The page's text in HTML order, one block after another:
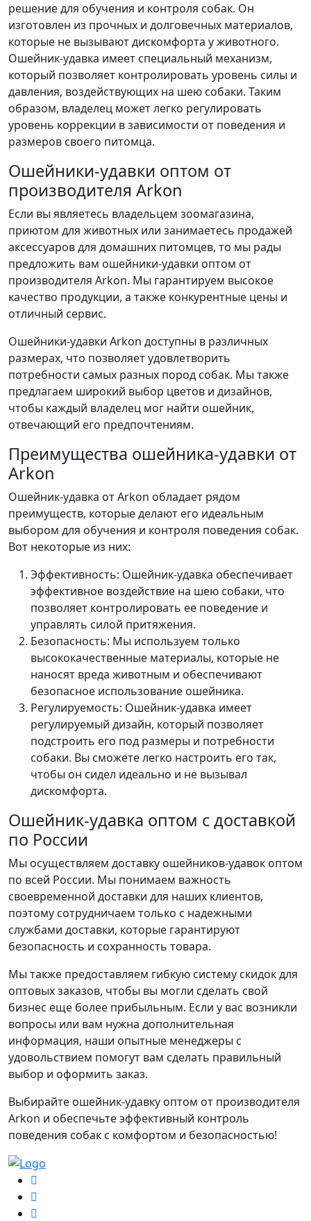
решение для обучения и контроля собак. Он
изготовлен из прочных и долговечных материалов,
которые не вызывают дискомфорта у животного.
Ошейник-удавка имеет специальный механизм,
который позволяет контролировать уровень силы и
давления, воздействующих на шею собаки. Таким
образом, владелец может легко регулировать
уровень коррекции в зависимости от поведения и
размеров своего питомца.
Ошейники-удавки оптом от
производителя Arkon
Если вы являетесь владельцем зоомагазина,
приютом для животных или занимаетесь продажей
аксессуаров для домашних питомцев, то мы рады
предложить вам ошейники-удавки оптом от
производителя Arkon. Мы гарантируем высокое
качество продукции, а также конкурентные цены и
отличный сервис.
Ошейники-удавки Arkon доступны в различных
размерах, что позволяет удовлетворить
потребности самых разных пород собак. Мы также
предлагаем широкий выбор цветов и дизайнов,
чтобы каждый владелец мог найти ошейник,
отвечающий его предпочтениям.
Преимущества ошейника-удавки от
Arkon
Ошейник-удавка от Arkon обладает рядом
преимуществ, которые делают его идеальным
выбором для обучения и контроля поведения собак.
Вот некоторые из них:
Эффективность: Ошейник-удавка обеспечивает
эффективное воздействие на шею собаки, что
позволяет контролировать ее поведение и
управлять силой притяжения.
Безопасность: Мы используем только
высококачественные материалы, которые не
наносят вреда животным и обеспечивают
безопасное использование ошейника.
Регулируемость: Ошейник-удавка имеет
регулируемый дизайн, который позволяет
подстроить его под размеры и потребности
собаки. Вы сможете легко настроить его так,
чтобы он сидел идеально и не вызывал
дискомфорта.
Ошейник-удавка оптом с доставкой
по России
Мы осуществляем доставку ошейников-удавок оптом
по всей России. Мы понимаем важность
своевременной доставки для наших клиентов,
поэтому сотрудничаем только с надежными
службами доставки, которые гарантируют
безопасность и сохранность товара.
Мы также предоставляем гибкую систему скидок для
оптовых заказов, чтобы вы могли сделать свой
бизнес еще более прибыльным. Если у вас возникли
вопросы или вам нужна дополнительная
информация, наши опытные менеджеры с
удовольствием помогут вам сделать правильный
выбор и оформить заказ.
Выбирайте ошейник-удавку оптом от производителя
Arkon и обеспечьте эффективный контроль
поведения собак с комфортом и безопасностью!